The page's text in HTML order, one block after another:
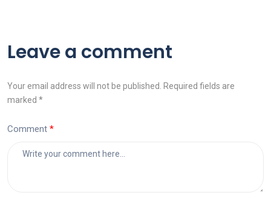
Leave a comment
Your email address will not be published. Required fields are
marked *
Comment